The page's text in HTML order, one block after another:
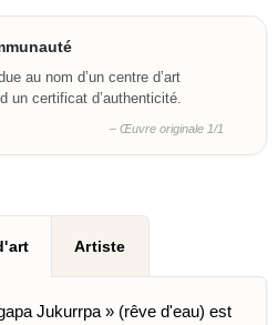
au nom d’un centre d’art
un certificat d’authenticité.
– Œuvre originale 1/1
Artiste
Jukurrpa » (rêve d'eau) est